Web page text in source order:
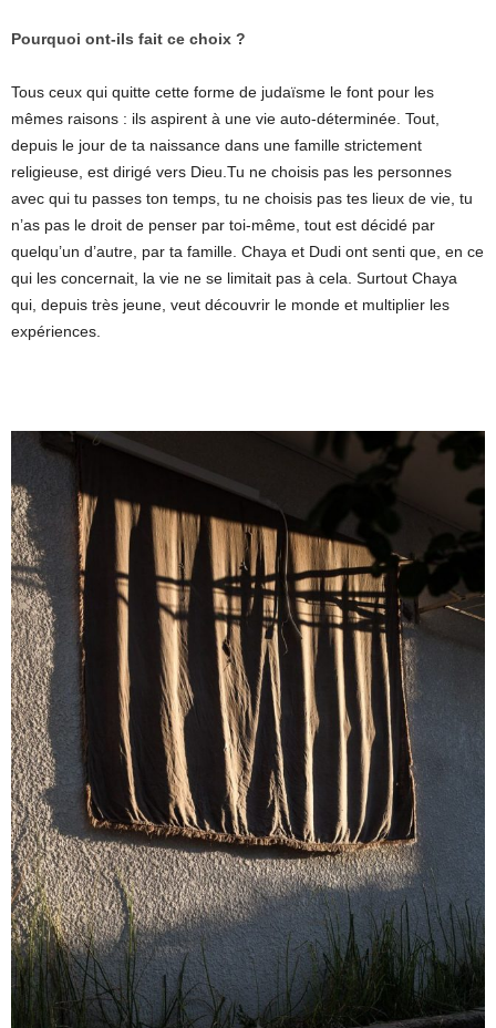
Pourquoi ont-ils fait ce choix ?
Tous ceux qui quitte cette forme de judaïsme le font pour les
mêmes raisons : ils aspirent à une vie auto-déterminée. Tout,
depuis le jour de ta naissance dans une famille strictement
religieuse, est dirigé vers Dieu.Tu ne choisis pas les personnes
avec qui tu passes ton temps, tu ne choisis pas tes lieux de vie, tu
n’as pas le droit de penser par toi-même, tout est décidé par
quelqu’un d’autre, par ta famille. Chaya et Dudi ont senti que, en ce
qui les concernait, la vie ne se limitait pas à cela. Surtout Chaya
qui, depuis très jeune, veut découvrir le monde et multiplier les
expériences.